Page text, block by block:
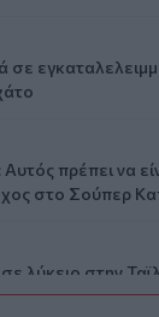
σε
πρέπει να
στο Σούπερ
λύκειο στην
2 νεκροί